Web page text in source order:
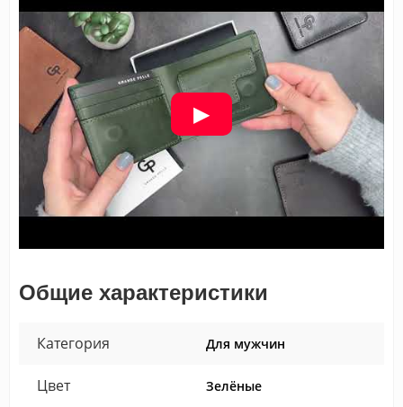
Общие характеристики
Категория Для мужчин
Цвет Зелёные